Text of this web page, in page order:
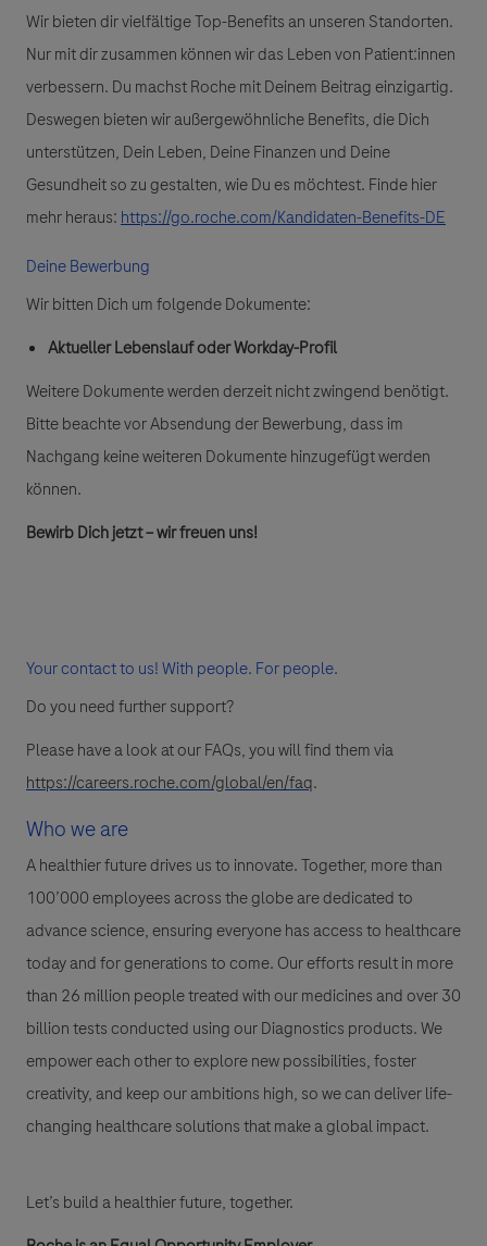
Wir bieten dir vielfältige Top-Benefits an unseren Standorten.
Nur mit dir zusammen können wir das Leben von Patient:innen
verbessern. Du machst Roche mit Deinem Beitrag einzigartig.
Deswegen bieten wir außergewöhnliche Benefits, die Dich
unterstützen, Dein Leben, Deine Finanzen und Deine
Gesundheit so zu gestalten, wie Du es möchtest. Finde hier
mehr heraus: https://go.roche.com/Kandidaten-Benefits-DE
Deine Bewerbung
Wir bitten Dich um folgende Dokumente:
Aktueller Lebenslauf oder Workday-Profil
Weitere Dokumente werden derzeit nicht zwingend benötigt.
Bitte beachte vor Absendung der Bewerbung, dass im
Nachgang keine weiteren Dokumente hinzugefügt werden
können.
Bewirb Dich jetzt – wir freuen uns!
Your contact to us! With people. For people.
Do you need further support?
Please have a look at our FAQs, you will find them via
https://careers.roche.com/global/en/faq.
Who we are
A healthier future drives us to innovate. Together, more than
100’000 employees across the globe are dedicated to
advance science, ensuring everyone has access to healthcare
today and for generations to come. Our efforts result in more
than 26 million people treated with our medicines and over 30
billion tests conducted using our Diagnostics products. We
empower each other to explore new possibilities, foster
creativity, and keep our ambitions high, so we can deliver life-
changing healthcare solutions that make a global impact.
Let’s build a healthier future, together.